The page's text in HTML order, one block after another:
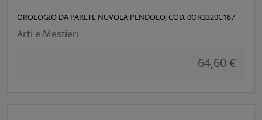
OROLOGIO DA PARETE NUVOLA PENDOLO, COD. 0OR3320C187
Arti e Mestieri
64,60 €